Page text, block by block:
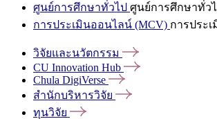
ศูนย์การศึกษาทั่วไป ศูนย์การศึกษาทั่ว
การประเมินออนไลน์ (MCV) การประ
วิจัยและนวัตกรรม
CU Innovation Hub
Chula DigiVerse
สำนักบริหารวิจัย
ทุนวิจัย